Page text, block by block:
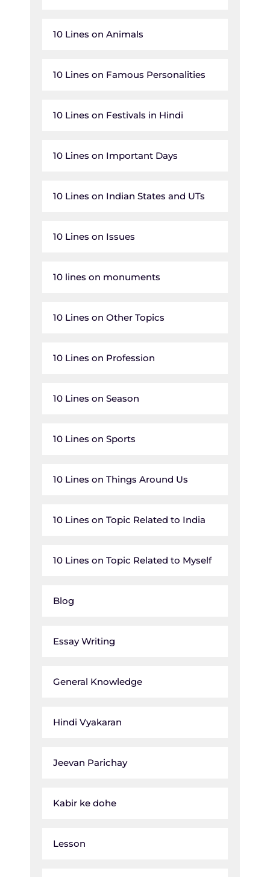
10 Lines on Animals
10 Lines on Famous Personalities
10 Lines on Festivals in Hindi
10 Lines on Important Days
10 Lines on Indian States and UTs
10 Lines on Issues
10 lines on monuments
10 Lines on Other Topics
10 Lines on Profession
10 Lines on Season
10 Lines on Sports
10 Lines on Things Around Us
10 Lines on Topic Related to India
10 Lines on Topic Related to Myself
Blog
Essay Writing
General Knowledge
Hindi Vyakaran
Jeevan Parichay
Kabir ke dohe
Lesson